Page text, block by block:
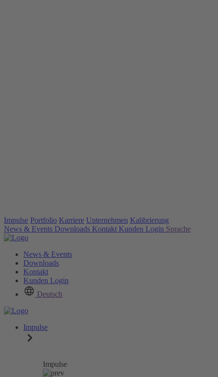
Impulse Portfolio Karriere Unternehmen Kalibrierung
News & Events Downloads Kontakt Kunden Login Sprache
News & Events
Downloads
Kontakt
Kunden Login
Deutsch
Impulse
Impulse